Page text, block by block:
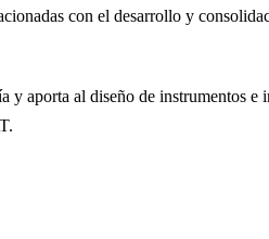
con el desarrollo y
y aporta al diseño de instrumentos